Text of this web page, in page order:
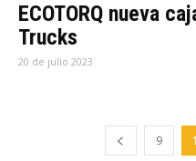
ECOTORQ nueva
Trucks
20 de julio 2023
9